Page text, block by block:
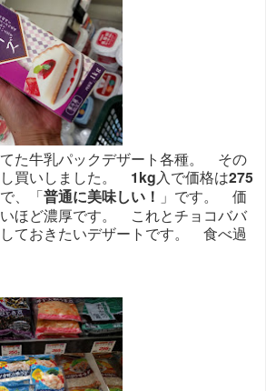
た牛乳パックデザート各種。 その
買いしました。 1kg入で価格は275
、「普通に美味しい！ 」です。 価
ほど濃厚です。 これとチョコババ
ておきたいデザートです。 食べ過